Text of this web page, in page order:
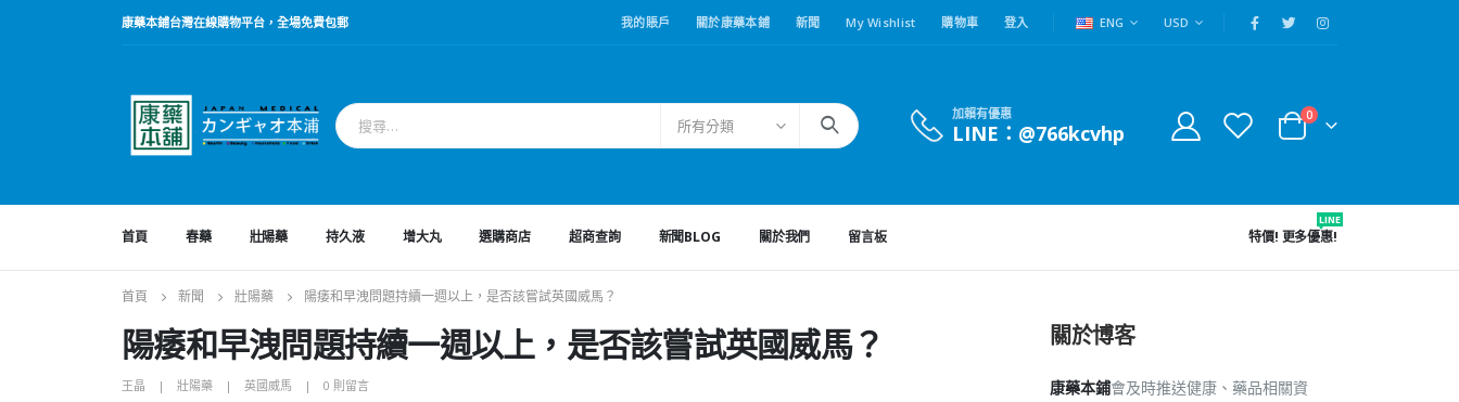
康藥本鋪台灣在線購物平台，全場免費包郵 我的賬戶 關於康藥本鋪 新聞 My Wishlist 購物車 登入 ENG USD
所有分類
加賴有優惠
LINE：@766kcvhp
0
首頁 春藥 壯陽藥 持久液 增大丸 選購商店 超商查詢 新聞BLOG 關於我們 留言板 特價! 更多優惠!
LINE
首頁 新聞 壯陽藥 陽痿和早洩問題持續一週以上，是否該嘗試英國威馬？
陽痿和早洩問題持續一週以上，是否該嘗試英國威馬？
王晶 壯陽藥 英國威馬 0 則留言
關於博客
康藥本鋪會及時推送健康、藥品相關資